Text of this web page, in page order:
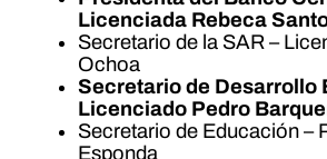
Licenciada Rebeca
Secretario de la SAR –
Ochoa
Secretario de Desarrollo
Licenciado Pedro
Secretario de Educación –
Esponda